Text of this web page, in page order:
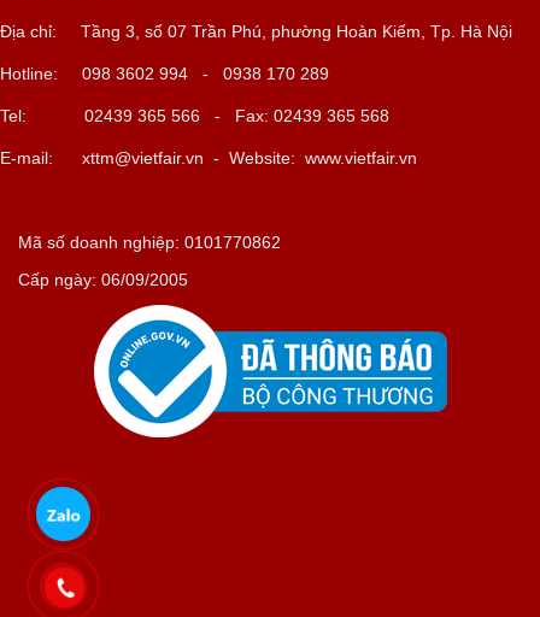
Địa chỉ: Tầng 3, số 07 Trần Phú, phường Hoàn Kiếm, Tp. Hà Nội
Hotline: 098 3602 994 - 0938 170 289
Tel: 02439 365 566 - Fax: 02439 365 568
E-mail: xttm@vietfair.vn - Website: www.vietfair.vn
Mã số doanh nghiệp: 0101770862
Cấp ngày: 06/09/2005